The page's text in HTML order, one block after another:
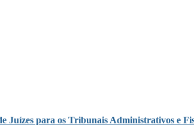
Juízes para os Tribunais Administrativos e